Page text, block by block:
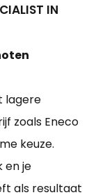
IN
lagere
zoals Eneco
keuze.
en je
als resultaat